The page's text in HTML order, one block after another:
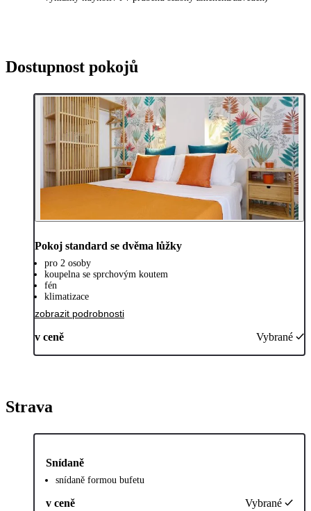
Dostupnost pokojů
Pokoj standard se dvěma lůžky
pro 2 osoby
koupelna se sprchovým koutem
fén
klimatizace
zobrazit podrobnosti
v ceně Vybrané
Strava
Snídaně
snídaně formou bufetu
v ceně Vybrané